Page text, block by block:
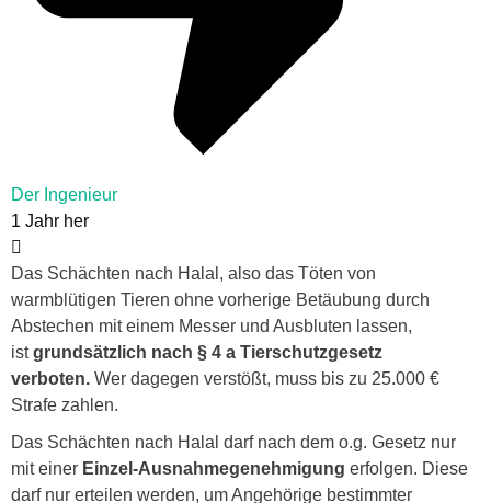
Der Ingenieur
1 Jahr her
Das Schächten nach Halal, also das Töten von
warmblütigen Tieren ohne vorherige Betäubung durch
Abstechen mit einem Messer und Ausbluten lassen,
istgrundsätzlich nach § 4 a Tierschutzgesetz
verboten. Wer dagegen verstößt, muss bis zu 25.000 €
Strafe zahlen.
Das Schächten nach Halal darf nach dem o.g. Gesetz nur
mit einer Einzel-Ausnahmegenehmigung erfolgen. Diese
darf nur erteilen werden, um Angehörige bestimmter